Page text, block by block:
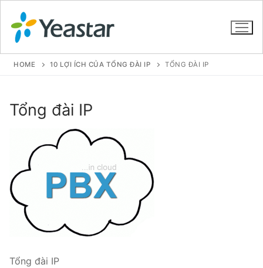
GIỚI THIỆU
VOIP PBX FOR SME
Tổng đài VoIP Yeastar S412
Tổng đài VoIP Yeastar S20
Tổng đài VoIP Yeastar S50
Tổng đài VoIP Yeastar S100
HOME 10 LỢI ÍCH CỦA TỔNG ĐÀI IP TỔNG ĐÀI IP
Tổng đài IP
Tổng đài IP